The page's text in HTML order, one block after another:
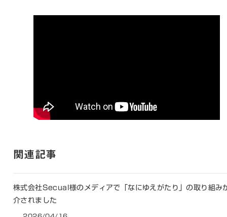
関連記事
株式会社Secual様のメディアで「なにゆえがたり」の取り組み
介されました